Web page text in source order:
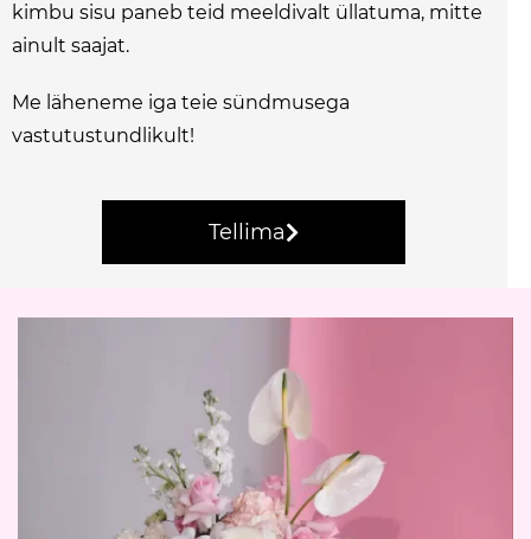
kimbu sisu paneb teid meeldivalt üllatuma, mitte
ainult saajat.
Me läheneme iga teie sündmusega
vastutustundlikult!
Tellima